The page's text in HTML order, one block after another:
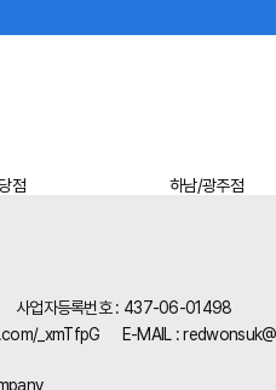
하남/광주점
사업자등록번호 : 437-06-01498
_xmTfpG E-MAIL :